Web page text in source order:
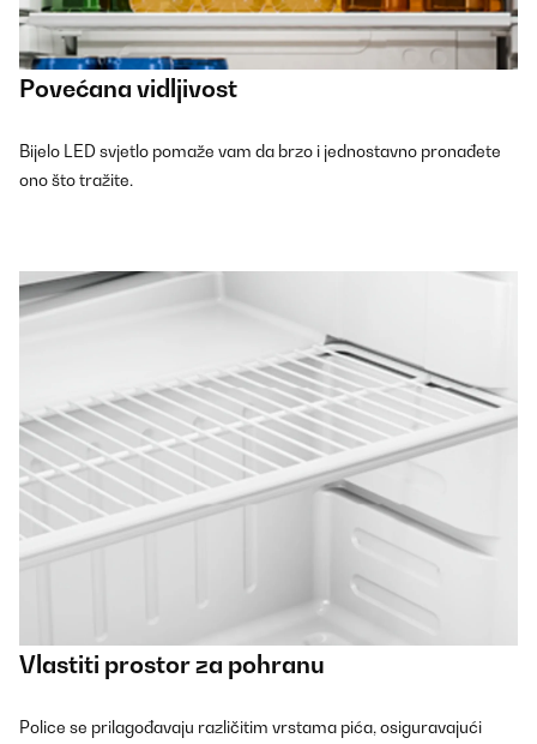
Povećana vidljivost
Bijelo LED svjetlo pomaže vam da brzo i jednostavno pronađete
ono što tražite.
Vlastiti prostor za pohranu
Police se prilagođavaju različitim vrstama pića, osiguravajući